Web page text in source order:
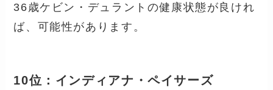
36歳ケビン・デュラントの健康状態が良けれ
ば、可能性があります。
10位：インディアナ・ペイサーズ